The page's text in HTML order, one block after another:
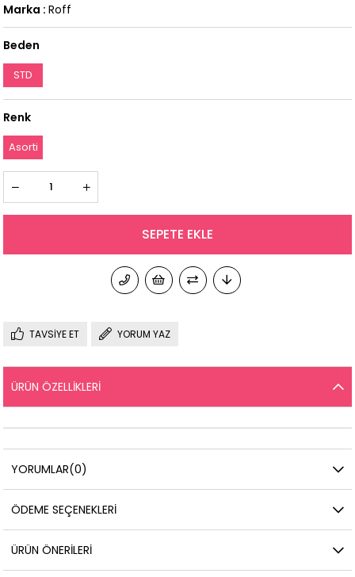
Marka : Roff
Beden
STD
Renk
Asorti
TAVSIYE ET YORUM YAZ
ÜRÜN ÖZELLIKLERI
YORUMLAR(0)
ÖDEME SEÇENEKLERI
ÜRÜN ÖNERILERI